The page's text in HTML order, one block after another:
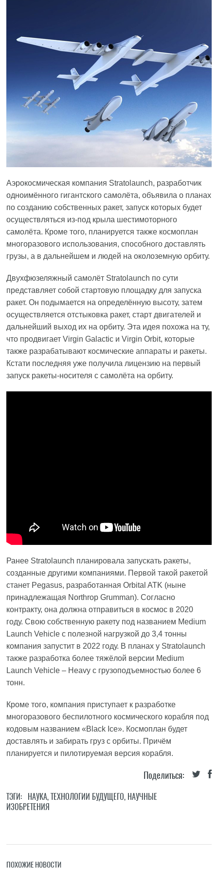
Аэрокосмическая компания Stratolaunch, разработчик
одноимённого гигантского самолёта, объявила о планах
по созданию собственных ракет, запуск которых будет
осуществляться из-под крыла шестимоторного
самолёта. Кроме того, планируется также космоплан
многоразового использования, способного доставлять
грузы, а в дальнейшем и людей на околоземную орбиту.
Двухфюзеляжный самолёт Stratolaunch по сути
представляет собой стартовую площадку для запуска
ракет. Он подымается на определённую высоту, затем
осуществляется отстыковка ракет, старт двигателей и
дальнейший выход их на орбиту. Эта идея похожа на ту,
что продвигает Virgin Galactic и Virgin Orbit, которые
также разрабатывают космические аппараты и ракеты.
Кстати последняя уже получила лицензию на первый
запуск ракеты-носителя с самолёта на орбиту.
Ранее Stratolaunch планировала запускать ракеты,
созданные другими компаниями. Первой такой ракетой
станет Pegasus, разработанная Orbital ATK (ныне
принадлежащая Northrop Grumman). Согласно
контракту, она должна отправиться в космос в 2020
году. Свою собственную ракету под названием Medium
Launch Vehicle с полезной нагрузкой до 3,4 тонны
компания запустит в 2022 году. В планах у Stratolaunch
также разработка более тяжёлой версии Medium
Launch Vehicle – Heavy с грузоподъемностью более 6
тонн.
Кроме того, компания приступает к разработке
многоразового беспилотного космического корабля под
кодовым названием «Black Ice». Космоплан будет
доставлять и забирать груз с орбиты. Причём
планируется и пилотируемая версия корабля.
Поделиться:
ТЭГИ: НАУКА,ТЕХНОЛОГИИ БУДУЩЕГО, НАУЧНЫЕ
ИЗОБРЕТЕНИЯ
ПОХОЖИЕ НОВОСТИ